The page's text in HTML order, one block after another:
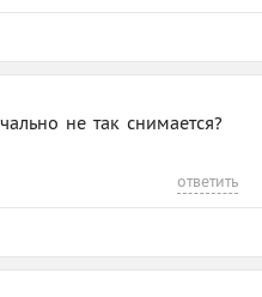
не так снимается?
ответить